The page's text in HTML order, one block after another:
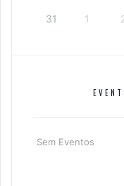
31 1
Sem Eventos